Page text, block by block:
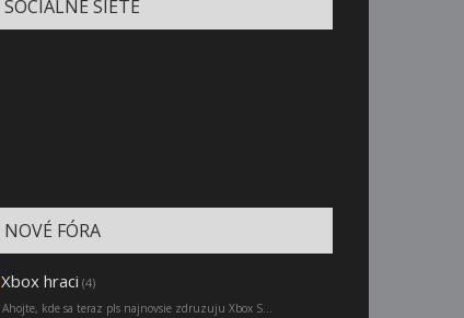
SOCIÁLNE SIETE
NOVÉ FÓRA
Xbox hraci (4)
Ahojte, kde sa teraz pls najnovsie zdruzuju Xbox S...